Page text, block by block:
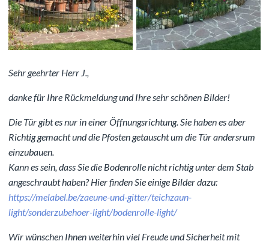
Sehr geehrter Herr J.,
danke für Ihre Rückmeldung und Ihre sehr schönen Bilder!
Die Tür gibt es nur in einer Öffnungsrichtung. Sie haben es aber
Richtig gemacht und die Pfosten getauscht um die Tür andersrum
einzubauen.
Kann es sein, dass Sie die Bodenrolle nicht richtig unter dem Stab
angeschraubt haben? Hier finden Sie einige Bilder dazu:
https://melabel.be/zaeune-und-gitter/teichzaun-
light/sonderzubehoer-light/bodenrolle-light/
Wir wünschen Ihnen weiterhin viel Freude und Sicherheit mit